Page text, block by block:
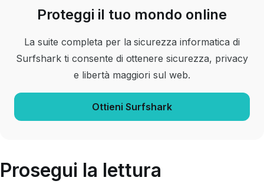
Proteggi il tuo mondo online
La suite completa per la sicurezza informatica di
Surfshark ti consente di ottenere sicurezza, privacy
e libertà maggiori sul web.
Ottieni Surfshark
Prosegui la lettura